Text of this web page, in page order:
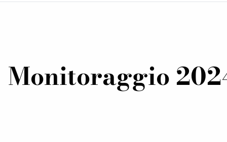
Monitoraggio